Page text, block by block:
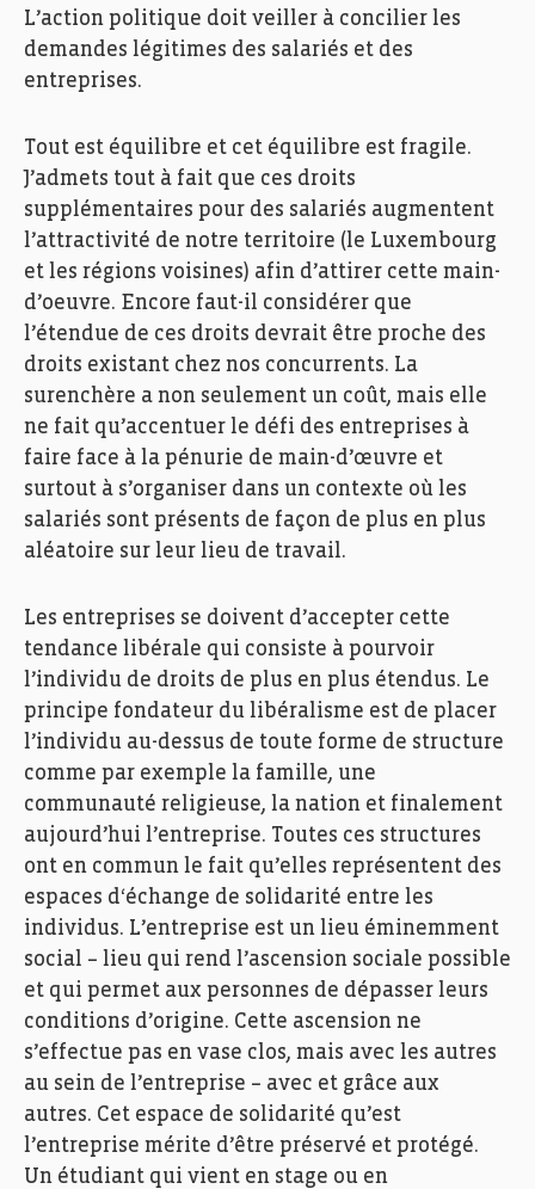
L’action politique doit veiller à concilier les
demandes légitimes des salariés et des
entreprises.
Tout est équilibre et cet équilibre est fragile.
J’admets tout à fait que ces droits
supplémentaires pour des salariés augmentent
l’attractivité de notre territoire (le Luxembourg
et les régions voisines) afin d’attirer cette main-
d’oeuvre. Encore faut-il considérer que
l’étendue de ces droits devrait être proche des
droits existant chez nos concurrents. La
surenchère a non seulement un coût, mais elle
ne fait qu’accentuer le défi des entreprises à
faire face à la pénurie de main-d’œuvre et
surtout à s’organiser dans un contexte où les
salariés sont présents de façon de plus en plus
aléatoire sur leur lieu de travail.
Les entreprises se doivent d’accepter cette
tendance libérale qui consiste à pourvoir
l’individu de droits de plus en plus étendus. Le
principe fondateur du libéralisme est de placer
l’individu au-dessus de toute forme de structure
comme par exemple la famille, une
communauté religieuse, la nation et finalement
aujourd’hui l’entreprise. Toutes ces structures
ont en commun le fait qu’elles représentent des
espaces d‘échange de solidarité entre les
individus. L’entreprise est un lieu éminemment
social – lieu qui rend l’ascension sociale possible
et qui permet aux personnes de dépasser leurs
conditions d’origine. Cette ascension ne
s’effectue pas en vase clos, mais avec les autres
au sein de l’entreprise – avec et grâce aux
autres. Cet espace de solidarité qu’est
l’entreprise mérite d’être préservé et protégé.
Un étudiant qui vient en stage ou en